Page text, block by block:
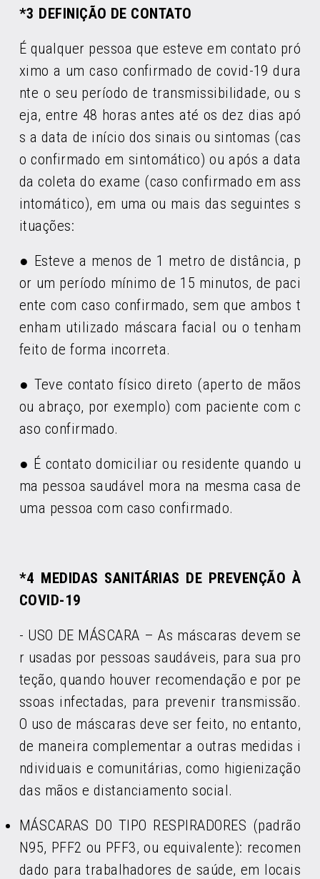
*3 DEFINIÇÃO DE CONTATO
É qualquer pessoa que esteve em contato pró
ximo a um caso confirmado de covid-19 dura
nte o seu período de transmissibilidade, ou s
eja, entre 48 horas antes até os dez dias apó
s a data de início dos sinais ou sintomas (cas
o confirmado em sintomático) ou após a data
da coleta do exame (caso confirmado em ass
intomático), em uma ou mais das seguintes s
ituações:
● Esteve a menos de 1 metro de distância, p
or um período mínimo de 15 minutos, de paci
ente com caso confirmado, sem que ambos t
enham utilizado máscara facial ou o tenham
feito de forma incorreta.
● Teve contato físico direto (aperto de mãos
ou abraço, por exemplo) com paciente com c
aso confirmado.
● É contato domiciliar ou residente quando u
ma pessoa saudável mora na mesma casa de
uma pessoa com caso confirmado.
*4 MEDIDAS SANITÁRIAS DE PREVENÇÃO À
COVID-19
- USO DE MÁSCARA – As máscaras devem se
r usadas por pessoas saudáveis, para sua pro
teção, quando houver recomendação e por pe
ssoas infectadas, para prevenir transmissão.
O uso de máscaras deve ser feito, no entanto,
de maneira complementar a outras medidas i
ndividuais e comunitárias, como higienização
das mãos e distanciamento social.
MÁSCARAS DO TIPO RESPIRADORES (padrão
N95, PFF2 ou PFF3, ou equivalente): recomen
dado para trabalhadores de saúde, em locais